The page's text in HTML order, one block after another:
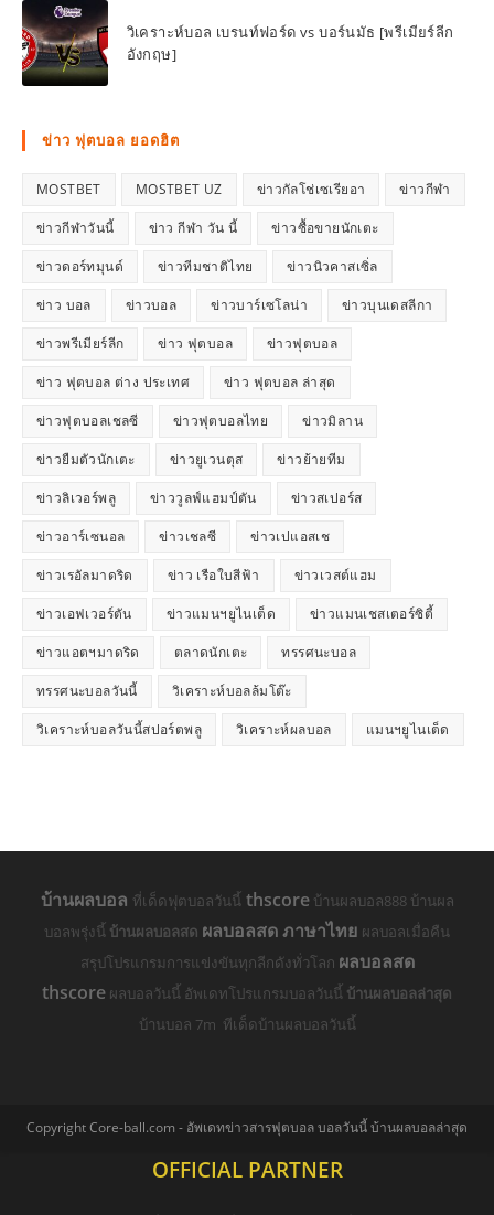
วิเคราะห์บอล เบรนท์ฟอร์ด vs บอร์นมัธ [พรีเมียร์ลีก
อังกฤษ]
ข่าว ฟุตบอล ยอดฮิต
MOSTBET MOSTBET UZ ข่าวกัลโช่เซเรียอา ข่าวกีฬา
ข่าวกีฬาวันนี้ ข่าว กีฬา วัน นี้ ข่าวซื้อขายนักเตะ
ข่าวดอร์ทมุนด์ ข่าวทีมชาติไทย ข่าวนิวคาสเซิ่ล
ข่าว บอล ข่าวบอล ข่าวบาร์เซโลน่า ข่าวบุนเดสลีกา
ข่าวพรีเมียร์ลีก ข่าว ฟุตบอล ข่าวฟุตบอล
ข่าว ฟุตบอล ต่าง ประเทศ ข่าว ฟุตบอล ล่าสุด
ข่าวฟุตบอลเชลซี ข่าวฟุตบอลไทย ข่าวมิลาน
ข่าวยืมตัวนักเตะ ข่าวยูเวนตุส ข่าวย้ายทีม
ข่าวลิเวอร์พลู ข่าววูลฟ์แฮมป์ตัน ข่าวสเปอร์ส
ข่าวอาร์เซนอล ข่าวเชลซี ข่าวเปแอสเช
ข่าวเรอัลมาดริด ข่าว เรือใบสีฟ้า ข่าวเวสต์แฮม
ข่าวเอฟเวอร์ตัน ข่าวแมนฯยูไนเต็ด ข่าวแมนเชสเตอร์ซิตี้
ข่าวแอตฯมาดริด ตลาดนักเตะ ทรรศนะบอล
ทรรศนะบอลวันนี้ วิเคราะห์บอลล้มโต๊ะ
วิเคราะห์บอลวันนี้สปอร์ตพลู วิเคราะห์ผลบอล แมนฯยูไนเต็ด
บ้านผลบอล ที่เด็ดฟุตบอลวันนี้ thscoreบ้านผลบอล888 บ้านผล
บอลพรุ่งนี้ บ้านผลบอลสด ผลบอลสด ภาษาไทย ผลบอลเมื่อคืน
สรุปโปรแกรมการแข่งขันทุกลีกดังทั่วโลก ผลบอลสด
thscore ผลบอลวันนี้ อัพเดทโปรแกรมบอลวันนี้ บ้านผลบอลล่าสุด
บ้านบอล 7m ทีเด็ดบ้านผลบอลวันนี้
Copyright Core-ball.com - อัพเดทข่าวสารฟุตบอล บอลวันนี้ บ้านผลบอลล่าสุด
OFFICIAL PARTNER